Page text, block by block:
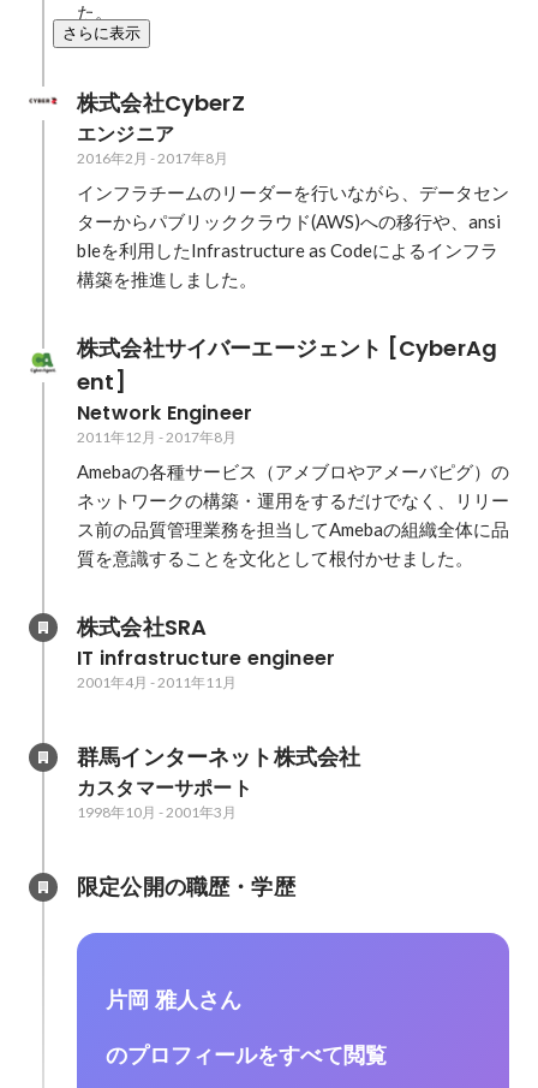
た。
さらに表示
株式会社CyberZ
エンジニア
2016年2月 -2017年8月
インフラチームのリーダーを行いながら、データセン
ターからパブリッククラウド(AWS)への移行や、ansi
bleを利用したInfrastructure as Codeによるインフラ
構築を推進しました。
株式会社サイバーエージェント [CyberAg
ent]
Network Engineer
2011年12月 -2017年8月
Amebaの各種サービス（アメブロやアメーバピグ）の
ネットワークの構築・運用をするだけでなく、リリー
ス前の品質管理業務を担当してAmebaの組織全体に品
質を意識することを文化として根付かせました。
株式会社SRA
IT infrastructure engineer
2001年4月 -2011年11月
群馬インターネット株式会社
カスタマーサポート
1998年10月 -2001年3月
限定公開の職歴・学歴
片岡 雅人さん
のプロフィールをすべて閲覧